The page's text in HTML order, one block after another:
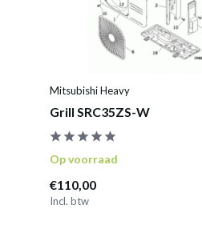
Mitsubishi Heavy
Grill SRC35ZS-W
Op voorraad
€110,00
Incl. btw